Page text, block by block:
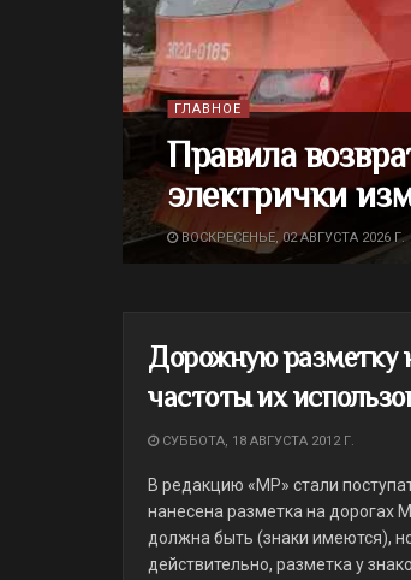
ГЛАВНОЕ
Правила
электрички
ВОСКРЕСЕНЬЕ, 02 АВГУСТА 2026 Г.
Дорожную разметку
частоты их
СУББОТА, 18 АВГУСТА 2012 Г.
В редакцию «МР» стали
нанесена разметка на дорогах
должна быть (знаки имеются),
действительно, разметка у